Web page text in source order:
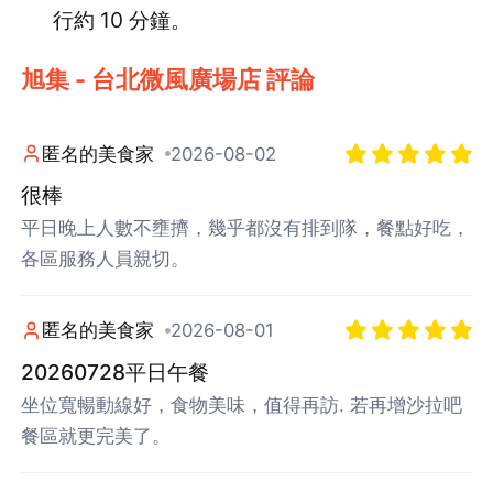
行約 10 分鐘。
旭集 - 台北微風廣場店 評論
匿名的美食家 2026-08-02
很棒
平日晚上人數不壅擠，幾乎都沒有排到隊，餐點好吃，
各區服務人員親切。
匿名的美食家 2026-08-01
20260728平日午餐
坐位寬暢動線好，食物美味，值得再訪. 若再增沙拉吧
餐區就更完美了。